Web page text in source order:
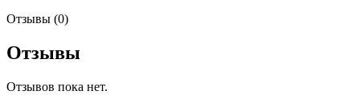
Отзывы (0)
Отзывы
Отзывов пока нет.